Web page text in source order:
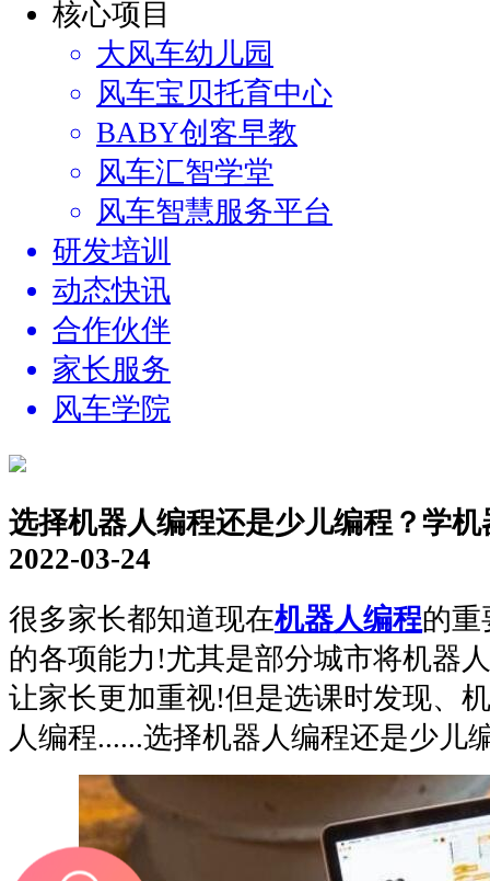
核心项目
大风车幼儿园
风车宝贝托育中心
BABY创客早教
风车汇智学堂
风车智慧服务平台
研发培训
动态快讯
合作伙伴
家长服务
风车学院
选择机器人编程还是少儿编程？学
2022-03-24
很多家长都知道现在机器人编程的重
的各项能力!尤其是部分城市将机器
让家长更加重视!但是选课时发现、
人编程......选择机器人编程还是少儿